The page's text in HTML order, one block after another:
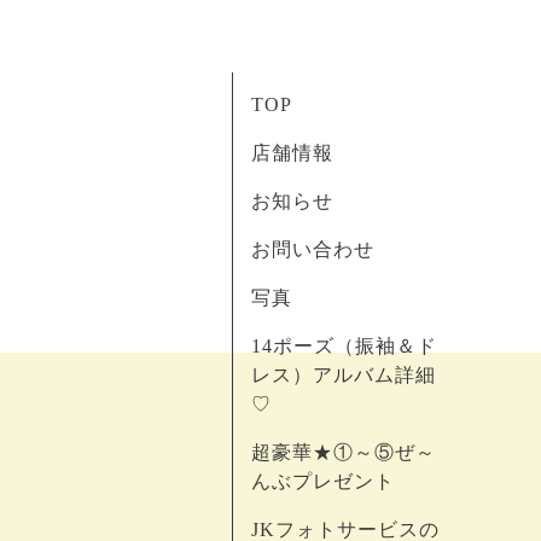
TOP
店舗情報
お知らせ
お問い合わせ
写真
14ポーズ（振袖＆ド
レス）アルバム詳細
♡
超豪華★①～⑤ぜ～
んぶプレゼント
JKフォトサービスの